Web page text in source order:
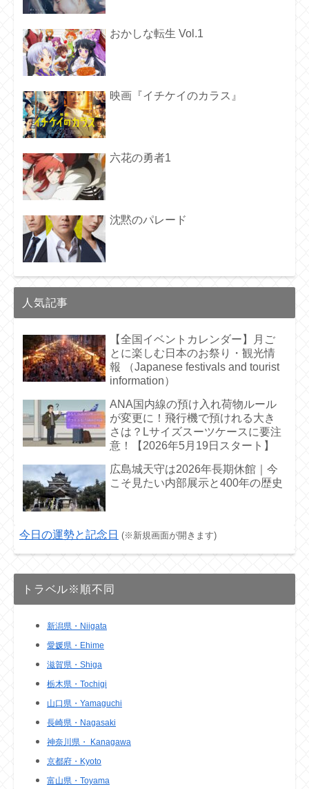
おかしな転生 Vol.1
映画『イチケイのカラス』
六花の勇者1
沈黙のパレード
人気記事
【全国イベントカレンダー】月ご
とに楽しむ日本のお祭り・観光情
報 （Japanese festivals and tourist
information）
ANA国内線の預け入れ荷物ルール
が変更に！飛行機で預けれる大き
さは？Lサイズスーツケースに要注
意！【2026年5月19日スタート】
広島城天守は2026年長期休館｜今
こそ見たい内部展示と400年の歴史
今日の運勢と記念日 (※新規画面が開きます)
トラベル※順不同
新潟県・Niigata
愛媛県・Ehime
滋賀県・Shiga
栃木県・Tochigi
山口県・Yamaguchi
長崎県・Nagasaki
神奈川県・ Kanagawa
京都府・Kyoto
富山県・Toyama